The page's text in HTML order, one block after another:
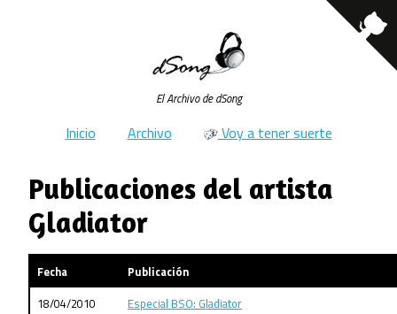
El Archivo de dSong
Inicio Archivo Voy a tener suerte
Publicaciones del artista
Gladiator
Fecha
Publicación
18/04/2010
Especial BSO: Gladiator